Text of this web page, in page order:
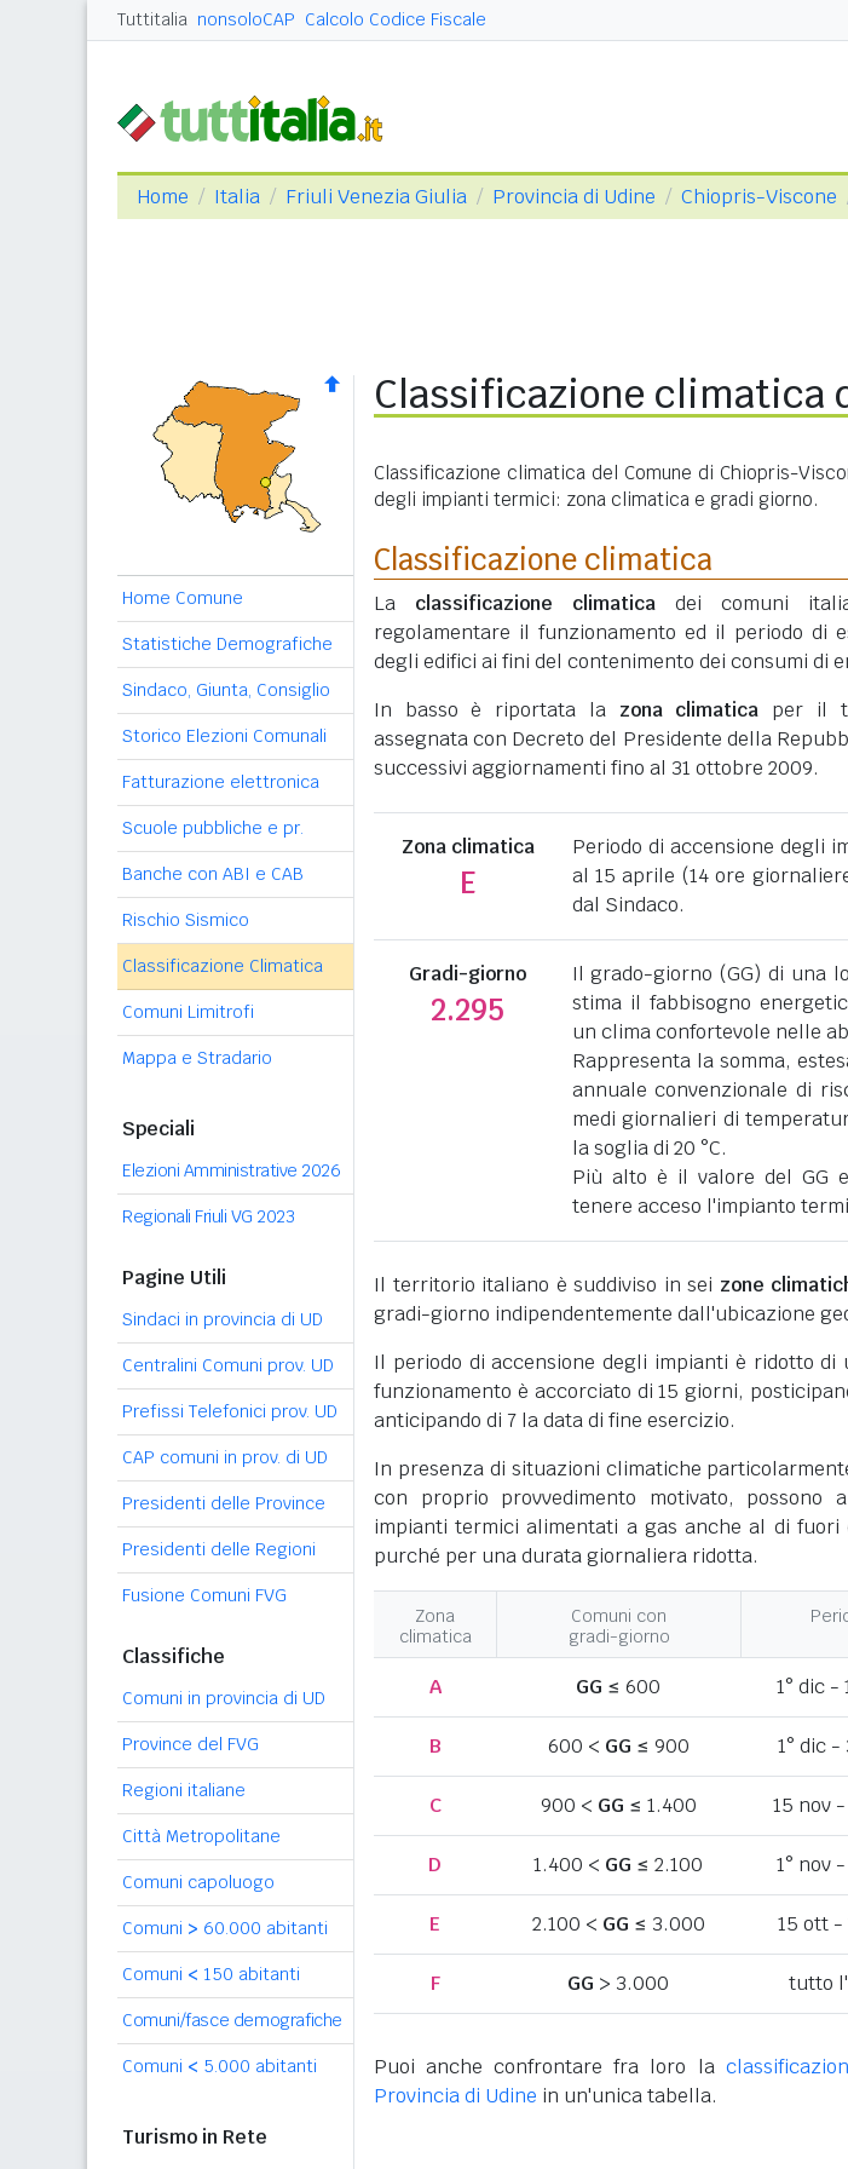
Tuttitalia nonsoloCAP Calcolo Codice Fiscale
Home Italia Friuli Venezia Giulia Provincia di Udine Chiopris-Viscone
Home Comune
Statistiche Demografiche
Sindaco, Giunta, Consiglio
Storico Elezioni Comunali
Fatturazione elettronica
Scuole pubbliche e pr.
Banche con ABI e CAB
Rischio Sismico
Classificazione Climatica
Comuni Limitrofi
Mappa e Stradario
Speciali
Elezioni Amministrative 2026
Regionali Friuli VG 2023
Pagine Utili
Sindaci in provincia di UD
Centralini Comuni prov. UD
Prefissi Telefonici prov. UD
CAP comuni in prov. di UD
Presidenti delle Province
Presidenti delle Regioni
Fusione Comuni FVG
Classifiche
Comuni in provincia di UD
Province del FVG
Regioni italiane
Città Metropolitane
Comuni capoluogo
Comuni > 60.000 abitanti
Comuni < 150 abitanti
Comuni/fasce demografiche
Comuni < 5.000 abitanti
Turismo in Rete
Classificazione climatica
Classificazione climatica del Comune di Chiopris-
degli impianti termici: zona climatica e gradi giorno.
Classificazione climatica
La classificazione climatica dei comuni
regolamentare il funzionamento ed il periodo di
degli edifici ai fini del contenimento dei consumi di
In basso è riportata la zona climatica per il
assegnata con Decreto del Presidente della
successivi aggiornamenti fino al 31 ottobre 2009.
Zona climatica
E
Periodo di accensione degli
al 15 aprile (14 ore
dal Sindaco.
Gradi-giorno
2.295
Il grado-giorno (GG) di una
stima il fabbisogno
un clima confortevole nelle
Rappresenta la somma,
annuale convenzionale di
medi giornalieri di
la soglia di 20 °C.
Più alto è il valore del GG
tenere acceso l'impianto
Il territorio italiano è suddiviso in sei zone
gradi-giorno indipendentemente dall'ubicazione
Il periodo di accensione degli impianti è ridotto di
funzionamento è accorciato di 15 giorni,
anticipando di 7 la data di fine esercizio.
In presenza di situazioni climatiche
con proprio provvedimento motivato, possono
impianti termici alimentati a gas anche al di fuori
purché per una durata giornaliera ridotta.
Zona
climatica
Comuni con
gradi-giorno
A GG ≤ 600 1° dic -
B 600 < GG ≤ 900 1° dic -
C 900 < GG ≤ 1.400 15 nov
D 1.400 < GG ≤ 2.100 1° nov
E 2.100 < GG ≤ 3.000 15 ott -
F GG > 3.000 tutto
Puoi anche confrontare fra loro la
Provincia di Udine in un'unica tabella.